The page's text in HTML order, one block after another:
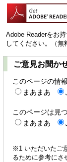
Adobe Readerをお
してください。（無
ご意見お聞か
このページの情
まあまあ
このページは見
まあまあ
※1 いただいたご
るために参考にさ